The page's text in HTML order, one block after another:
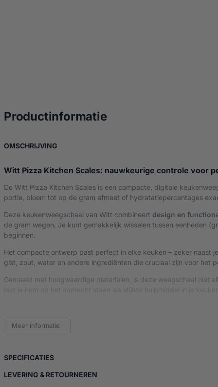
Productinformatieover Witt Pizza
OMSCHRIJVING
Witt Pizza Kitchen Scales: nauwkeurige controle voor
De Witt Pizza Kitchen Scales is een compacte, digitale
portie, bloem tot op de gram afmeet of hydratatiepercentages
Deze keukenweegschaal van Witt combineert design en
de gram wegen. Je kunt gemakkelijk wisselen tussen eenheden
beginnen.
Het compacte ontwerp past perfect in elke keuken – zeker naast
gist, zout, water en andere ingrediënten die cruciaal zijn voor het
Gemaakt met hoogwaardige materialen, is deze weegschaal niet
Belangrijkste kenmerken:
Maximaal weegvermogen (meestal tot 5 kg)
Compact, strak design
Meer informatie
SPECIFICATIESVAN WITT PIZZA KITCHEN SCALES
LEVERING & RETOURNEREN